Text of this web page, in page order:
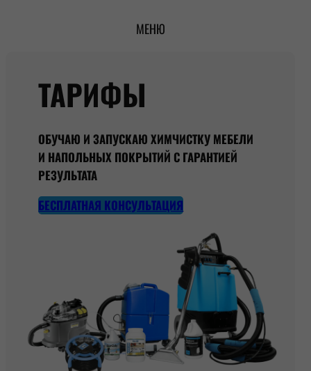
МЕНЮ
ТАРИФЫ
ОБУЧАЮ И ЗАПУСКАЮ ХИМЧИСТКУ МЕБЕЛИ
И НАПОЛЬНЫХ ПОКРЫТИЙ С ГАРАНТИЕЙ
РЕЗУЛЬТАТА
БЕСПЛАТНАЯ КОНСУЛЬТАЦИЯ